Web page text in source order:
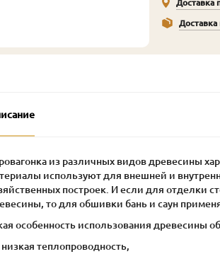
Доставка
из различных видов древесины
используют для внешней и
построек. И если для отделки
то для обшивки бань и саун
особенность использования древесины
низкая теплопроводность,